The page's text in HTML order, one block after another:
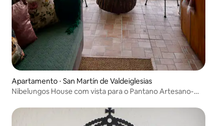
Apartamento ⋅ San Martín de Valdeiglesias
Nibelungos House com vista para o Pantano Artesano-